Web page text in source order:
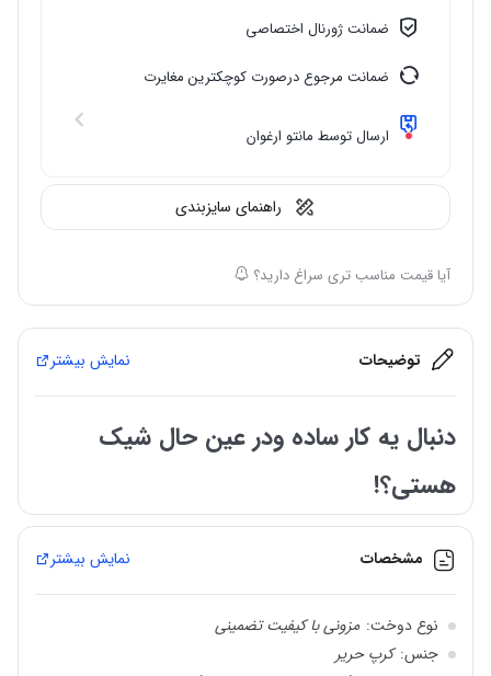
ضمانت ژورنال اختصاصی
ضمانت مرجوع درصورت کوچکترین مغایرت
ارسال توسط مانتو ارغوان
راهنمای سایزبندی
آیا قیمت مناسب تری سراغ دارید؟
توضیحات نمایش بیشتر
دنبال یه کار ساده ودر عین حال شیک
هستی؟!
شومیز مزون دوز مدل لیلی که اخیرا درمانتو ارغوانموجود کردیم یه مدل
همه پسند هست چون به لحاظ طراحی و انتخاب پارچه بسیاااار شیک
وساده هست!
این شومیز کاملا مجلسی هست که رنگبندی بسیار پرطرفداری رو به
خودش اختصاص داده
مشخصات نمایش بیشتر
نوع دوخت: مزونی با کیفیت تضمینی
جنس: کرپ حریر